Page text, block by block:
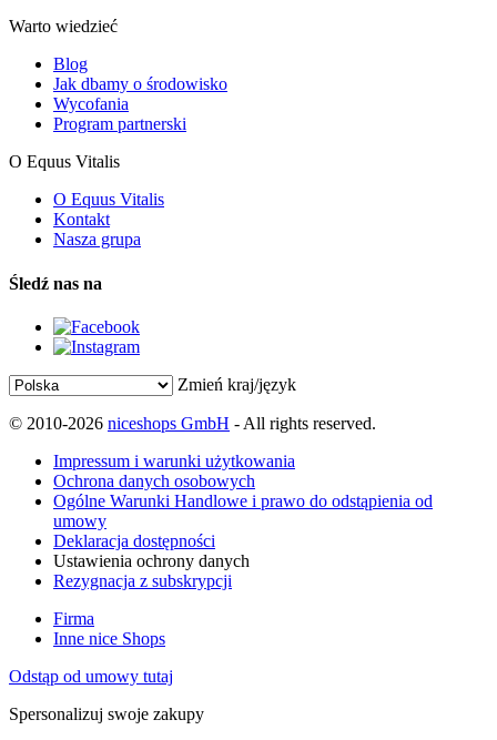
Warto wiedzieć
Blog
Jak dbamy o środowisko
Wycofania
Program partnerski
O Equus Vitalis
O Equus Vitalis
Kontakt
Nasza grupa
Śledź nas na
Zmień kraj/język
© 2010-2026 niceshops GmbH - All rights reserved.
Impressum i warunki użytkowania
Ochrona danych osobowych
Ogólne Warunki Handlowe i prawo do odstąpienia od
umowy
Deklaracja dostępności
Ustawienia ochrony danych
Rezygnacja z subskrypcji
Firma
Inne nice Shops
Odstąp od umowy tutaj
Spersonalizuj swoje zakupy